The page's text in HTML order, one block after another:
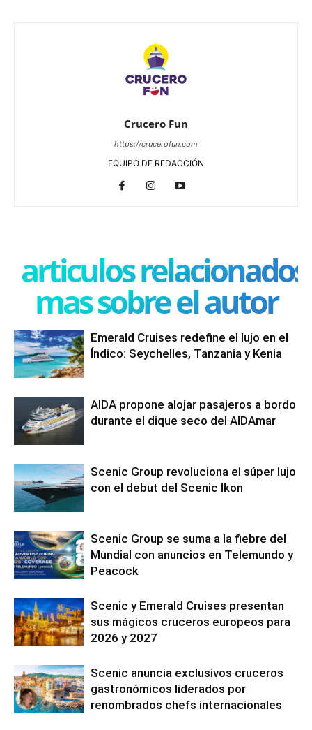
Crucero Fun
https://crucerofun.com
EQUIPO DE REDACCIÓN
articulos relacionados
mas sobre el autor
Emerald Cruises redefine el lujo en el
Índico: Seychelles, Tanzania y Kenia
AIDA propone alojar pasajeros a bordo
durante el dique seco del AIDAmar
Scenic Group revoluciona el súper lujo
con el debut del Scenic Ikon
Scenic Group se suma a la fiebre del
Mundial con anuncios en Telemundo y
Peacock
Scenic y Emerald Cruises presentan
sus mágicos cruceros europeos para
2026 y 2027
Scenic anuncia exclusivos cruceros
gastronómicos liderados por
renombrados chefs internacionales